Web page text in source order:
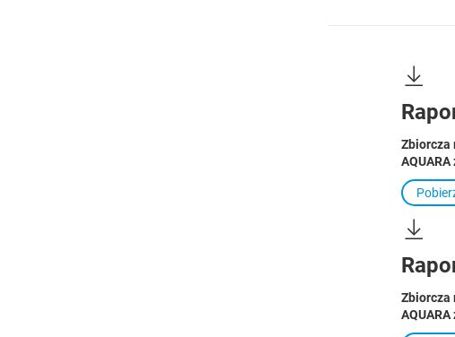
Zbiorcza
Zbiorcza